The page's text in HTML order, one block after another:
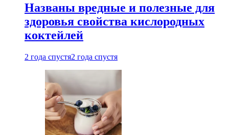
Названы вредные и полезные для
здоровья свойства кислородных
коктейлей
2 года спустя2 года спустя